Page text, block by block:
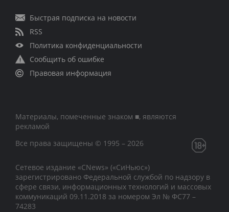
Быстрая подписка на новости
RSS
Политика конфиденциальности
Сообщить об ошибке
Правовая информация
Материалы, помеченные знаком ■, являются
рекламой
Все права защищены © 1995 – 2026
Сетевое издание «CNews» («СиНьюс»)
зарегистрировано Федеральной службой по надзору в
сфере связи, информационных технологий и массовых
коммуникаций 09.11.2018 за номером Эл № ФС77 –
74283